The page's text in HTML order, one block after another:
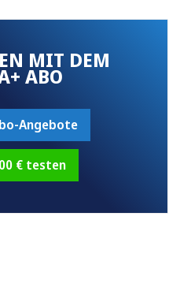
MIT DEM
ABO
Angebote
€ testen